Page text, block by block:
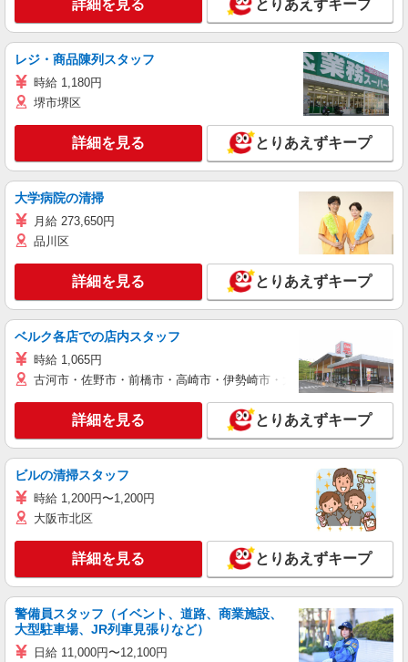
詳細を見る とりあえずキープ
レジ・商品陳列スタッフ
時給 1,180円
堺市堺区
詳細を見る とりあえずキープ
大学病院の清掃
月給 273,650円
品川区
詳細を見る とりあえずキープ
ベルク各店での店内スタッフ
時給 1,065円
古河市・佐野市・前橋市・高崎市・伊勢崎市・太田市・館林市・藤
詳細を見る とりあえずキープ
ビルの清掃スタッフ
時給 1,200円〜1,200円
大阪市北区
詳細を見る とりあえずキープ
警備員スタッフ（イベント、道路、商業施設、
大型駐車場、JR列車見張りなど）
日給 11,000円〜12,100円